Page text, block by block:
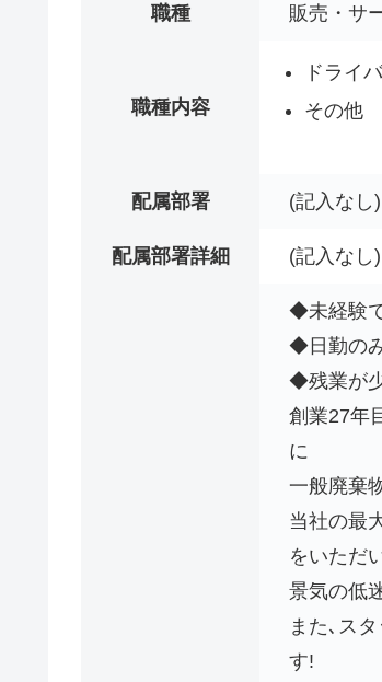
職種 販売・サ
職種内容
ドライ
その他
配属部署 (記入なし)
配属部署詳細 (記入なし)
◆未経験
◆日勤の
◆残業が
創業27年
に
一般廃棄
当社の最
をいただ
景気の低
また､ス
す!